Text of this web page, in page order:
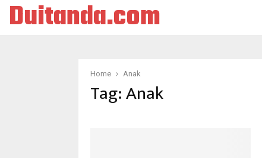
Duitanda.com
Home Anak
Tag:Anak